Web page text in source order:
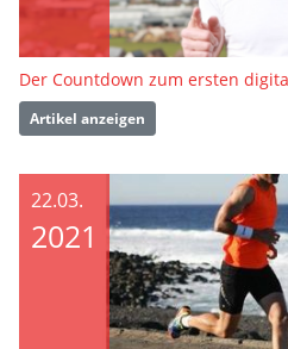
Der Countdown zum ersten
Artikel anzeigen
22.03.
2021